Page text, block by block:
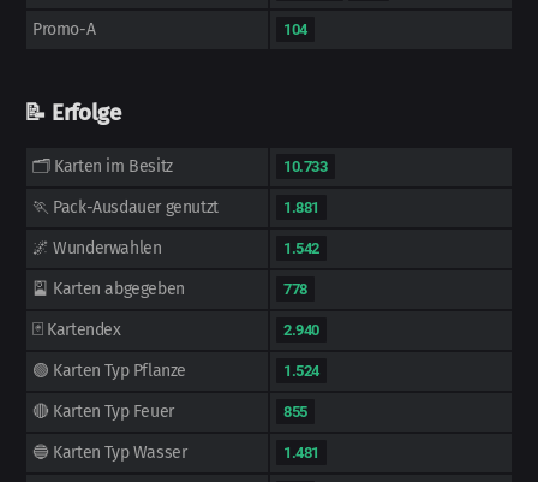
Promo-A 104
📝 Erfolge
🗂️ Karten im Besitz 10.733
🏃 Pack-Ausdauer genutzt 1.881
🌌 Wunderwahlen 1.542
🎴 Karten abgegeben 778
🃏 Kartendex 2.940
🟢 Karten Typ Pflanze 1.524
🔴 Karten Typ Feuer 855
🔵 Karten Typ Wasser 1.481